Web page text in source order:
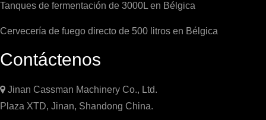
Tanques de fermentación de 3000L en Bélgica
Cervecería de fuego directo de 500 litros en Bélgica
Contáctenos
 Jinan Cassman Machinery Co., Ltd.
Plaza XTD, Jinan, Shandong China.